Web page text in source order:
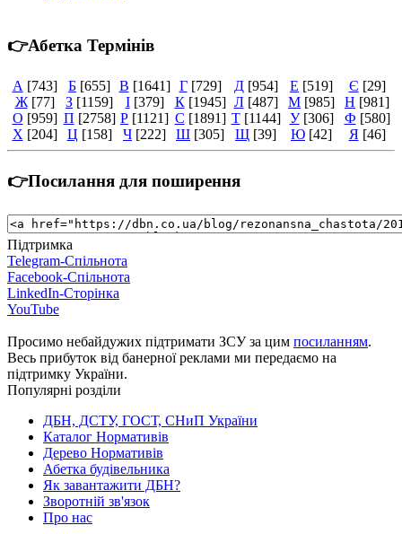
👉Абетка Термінів
А [743] Б [655] В [1641] Г [729] Д [954] Е [519] Є [29]
Ж [77] З [1159] І [379] К [1945] Л [487] М [985] Н [981]
О [959] П [2758] Р [1121] С [1891] Т [1144] У [306] Ф [580]
Х [204] Ц [158] Ч [222] Ш [305] Щ [39] Ю [42] Я [46]
👉Посилання для поширення
Підтримка
Telegram-Спільнота
Facebook-Спільнота
LinkedIn-Сторінка
YouTube
Просимо небайдужих підтримати ЗСУ за цим посиланням.
Весь прибуток від банерної реклами ми передаємо на
підтримку України.
Популярні розділи
ДБН, ДСТУ, ГОСТ, СНиП України
Каталог Нормативів
Дерево Нормативів
Абетка будівельника
Як завантажити ДБН?
Зворотній зв'язок
Про нас